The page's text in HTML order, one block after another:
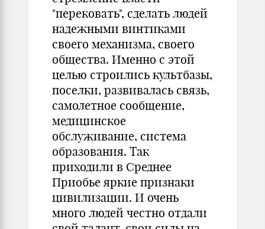
"перековать", сделать людей
надежными винтиками
своего механизма, своего
общества. Именно с этой
целью строились культбазы,
поселки, развивалась связь,
самолетное сообщение,
медицинское
обслуживание, система
образования. Так
приходили в Среднее
Приобье яркие признаки
цивилизации. И очень
много людей честно отдали